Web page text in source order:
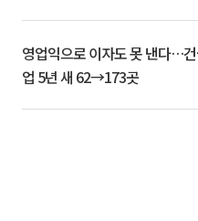
영업익으로 이자도 못 낸다…
업 5년 새 62→173곳